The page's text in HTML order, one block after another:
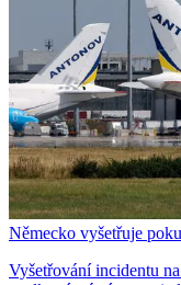
Německo vyšetřuje
Vyšetřování incidentu